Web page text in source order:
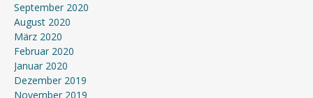
September 2020
August 2020
März 2020
Februar 2020
Januar 2020
Dezember 2019
November 2019